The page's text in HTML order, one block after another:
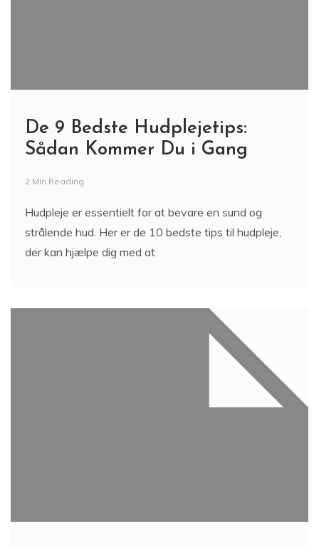
De 9 Bedste Hudplejetips:
Sådan Kommer Du i Gang
2 Min Reading
Hudpleje er essentielt for at bevare en sund og
strålende hud. Her er de 10 bedste tips til hudpleje,
der kan hjælpe dig med at